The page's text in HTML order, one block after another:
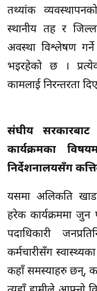
तथ्यांक
स्थानीय तह र
अवस्था विश्लेषण
भइरहेको छ ।
कामलाई निरन्तरता
संघीय
कार्यक्रमका
निर्देशनालयसँग
यसमा अलिकति
हरेक कार्यक्रममा जुन
पदाधिकारी
कर्मचारीसँग
कहाँ समस्याहरु छन्,